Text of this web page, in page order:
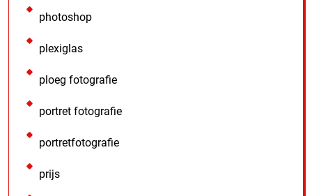
photoshop
plexiglas
ploeg fotografie
portret fotografie
portretfotografie
prijs